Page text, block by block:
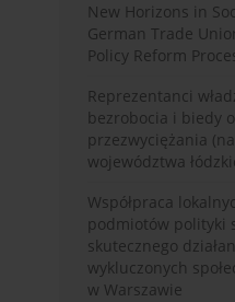
New Horizons in
German Trade
Policy Reform
Reprezentanci
bezrobocia i biedy
przezwyciężania
województwa
Współpraca
podmiotów polityki
skutecznego
wykluczonych
w Warszawie